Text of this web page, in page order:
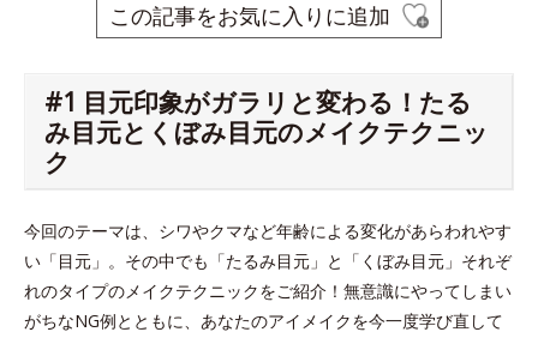
この記事をお気に入りに追加
#1 目元印象がガラリと変わる！たる
み目元とくぼみ目元のメイクテクニッ
ク
今回のテーマは、シワやクマなど年齢による変化があらわれやす
い「目元」。その中でも「たるみ目元」と「くぼみ目元」それぞ
れのタイプのメイクテクニックをご紹介！無意識にやってしまい
がちなNG例とともに、あなたのアイメイクを今一度学び直して